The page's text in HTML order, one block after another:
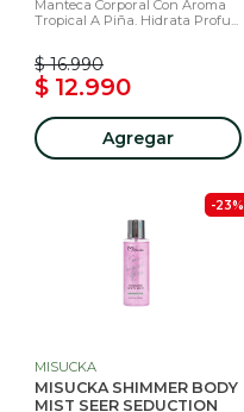
Manteca Corporal Con Aroma
Tropical A Piña. Hidrata Profu...
$ 16.990
$ 12.990
Agregar
-23%
MISUCKA
MISUCKA SHIMMER BODY
MIST SEER SEDUCTION